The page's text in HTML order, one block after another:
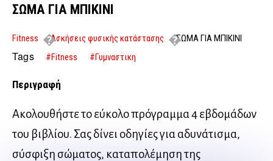
ΣΩΜΑ ΓΙΑ ΜΠΙΚΙΝΙ
Fitness Ασκήσεις φυσικής κατάστασης ΣΩΜΑ ΓΙΑ ΜΠΙΚΙΝΙ
Tags #Fitness #Γυμναστικη
Περιγραφή
Ακολουθήστε το εύκολο πρόγραμμα 4 εβδομάδων
του βιβλίου. Σας δίνει οδηγίες για αδυνάτισμα,
σύσφιξη σώματος, καταπολέμηση της